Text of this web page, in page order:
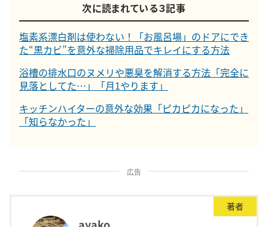
次に読まれている３記事
塩素系漂白剤は使わない！「お風呂場」のドアにでき
た“黒カビ”を意外な掃除用品でキレイにする方法
浴槽の排水口のヌメリや悪臭を解消する方法「完全に
見落としてた…」「月1やります」
キッチンハイターの意外な効果「ピカピカになった」
「知らなかった」
広告
著者